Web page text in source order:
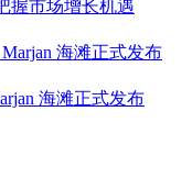
海滩正式发布